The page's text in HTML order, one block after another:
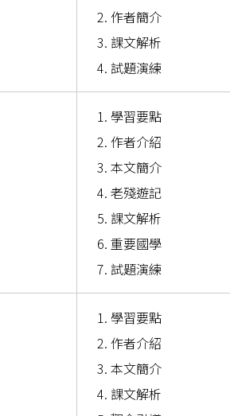
作者簡介
課文解析
試題演練
學習要點
作者介紹
本文簡介
老殘遊記
課文解析
重要國學
試題演練
學習要點
作者介紹
本文簡介
課文解析